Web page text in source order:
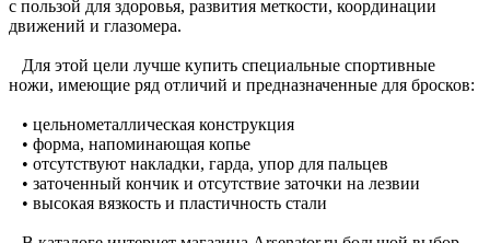
с пользой для здоровья, развития меткости, координации
движений и глазомера.
Для этой цели лучше купить специальные спортивные
ножи, имеющие ряд отличий и предназначенные для бросков:
• цельнометаллическая конструкция
• форма, напоминающая копье
• отсутствуют накладки, гарда, упор для пальцев
• заточенный кончик и отсутствие заточки на лезвии
• высокая вязкость и пластичность стали